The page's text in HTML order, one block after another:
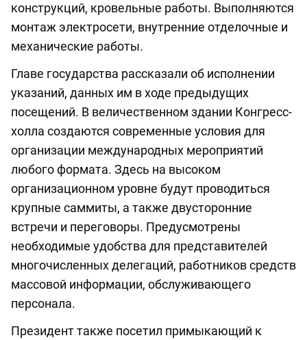
конструкций, кровельные работы. Выполняются
монтаж электросети, внутренние отделочные и
механические работы.
Главе государства рассказали об исполнении
указаний, данных им в ходе предыдущих
посещений. В величественном здании Конгресс-
холла создаются современные условия для
организации международных мероприятий
любого формата. Здесь на высоком
организационном уровне будут проводиться
крупные саммиты, а также двусторонние
встречи и переговоры. Предусмотрены
необходимые удобства для представителей
многочисленных делегаций, работников средств
массовой информации, обслуживающего
персонала.
Президент также посетил примыкающий к